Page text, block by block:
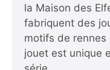
la Maison des
fabriquent des
motifs de rennes
jouet est unique